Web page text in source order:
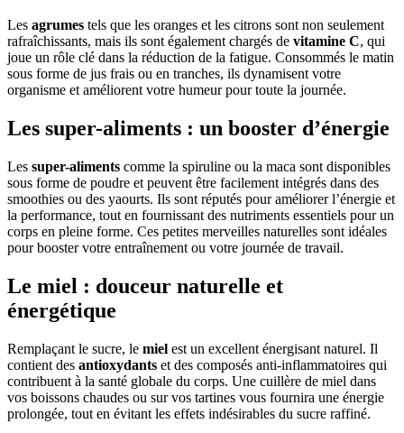
Les agrumes tels que les oranges et les citrons sont non seulement
rafraîchissants, mais ils sont également chargés de vitamine C, qui
joue un rôle clé dans la réduction de la fatigue. Consommés le matin
sous forme de jus frais ou en tranches, ils dynamisent votre
organisme et améliorent votre humeur pour toute la journée.
Les super-aliments : un booster d’énergie
Les super-aliments comme la spiruline ou la maca sont disponibles
sous forme de poudre et peuvent être facilement intégrés dans des
smoothies ou des yaourts. Ils sont réputés pour améliorer l’énergie et
la performance, tout en fournissant des nutriments essentiels pour un
corps en pleine forme. Ces petites merveilles naturelles sont idéales
pour booster votre entraînement ou votre journée de travail.
Le miel : douceur naturelle et
énergétique
Remplaçant le sucre, le miel est un excellent énergisant naturel. Il
contient des antioxydants et des composés anti-inflammatoires qui
contribuent à la santé globale du corps. Une cuillère de miel dans
vos boissons chaudes ou sur vos tartines vous fournira une énergie
prolongée, tout en évitant les effets indésirables du sucre raffiné.